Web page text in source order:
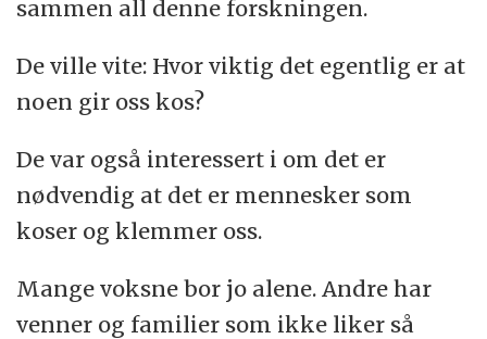
sammen all denne forskningen.
De ville vite: Hvor viktig det egentlig er at
noen gir oss kos?
De var også interessert i om det er
nødvendig at det er mennesker som
koser og klemmer oss.
Mange voksne bor jo alene. Andre har
venner og familier som ikke liker så